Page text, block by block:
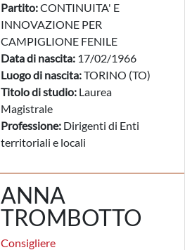
Partito:CONTINUITA' E
INNOVAZIONE PER
CAMPIGLIONE FENILE
Data di nascita: 17/02/1966
Luogo di nascita:TORINO (TO)
Titolo di studio: Laurea
Magistrale
Professione: Dirigenti di Enti
territoriali e locali
ANNA
TROMBOTTO
Consigliere